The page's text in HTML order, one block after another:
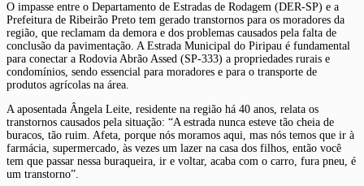
O impasse entre o Departamento de Estradas de Rodagem (DER-SP) e a
Prefeitura de Ribeirão Preto tem gerado transtornos para os moradores da
região, que reclamam da demora e dos problemas causados pela falta de
conclusão da pavimentação. A Estrada Municipal do Piripau é fundamental
para conectar a Rodovia Abrão Assed (SP-333) a propriedades rurais e
condomínios, sendo essencial para moradores e para o transporte de
produtos agrícolas na área.
A aposentada Ângela Leite, residente na região há 40 anos, relata os
transtornos causados pela situação: “A estrada nunca esteve tão cheia de
buracos, tão ruim. Afeta, porque nós moramos aqui, mas nós temos que ir à
farmácia, supermercado, às vezes um lazer na casa dos filhos, então você
tem que passar nessa buraqueira, ir e voltar, acaba com o carro, fura pneu, é
um transtorno”.